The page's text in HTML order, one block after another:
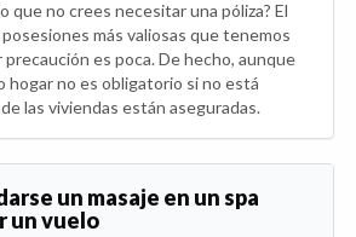
que no crees necesitar una póliza? El
más valiosas que tenemos
es poca. De hecho, aunque
hogar no es obligatorio si no está
las viviendas están aseguradas.
un masaje en un spa
un vuelo